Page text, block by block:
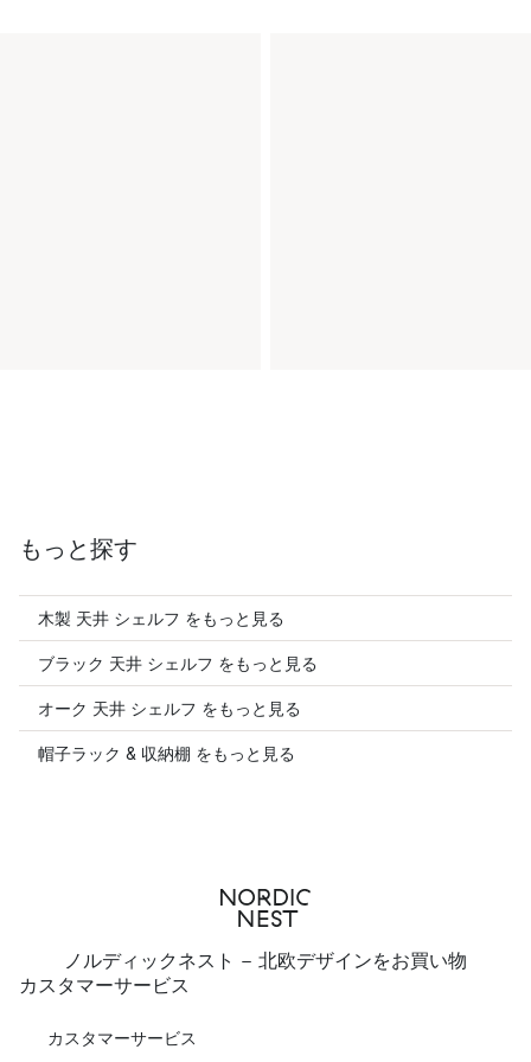
もっと探す
木製 天井 シェルフ をもっと見る
ブラック 天井 シェルフ をもっと見る
オーク 天井 シェルフ をもっと見る
帽子ラック & 収納棚 をもっと見る
ノルディックネスト - 北欧デザインをお買い物
カスタマーサービス
カスタマーサービス